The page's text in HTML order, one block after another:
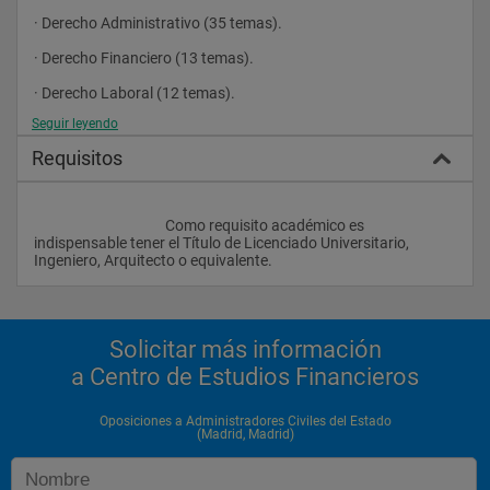
· Derecho Administrativo (35 temas).
· Derecho Financiero (13 temas).
· Derecho Laboral (12 temas).
Grupo de Materias Sociales:
· Sociología (15 temas).
· Ciencia de la Administración (15 temas).
· Ciencias de la Comunicación (15 temas).
Primer Ejercicio:
Seguir leyendo
Requisitos
indispensable tener el Título de Licenciado Universitario,
Ingeniero, Arquitecto o equivalente.
Solicitar más información
a Centro de Estudios Financieros
Oposiciones a Administradores Civiles del Estado
(Madrid, Madrid)